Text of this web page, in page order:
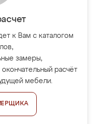
к Вам с каталогом
замеры,
расчёт
мебели.